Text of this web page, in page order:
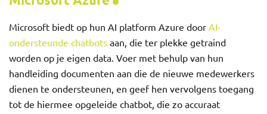
Microsoft biedt op hun AI platform Azure door AI-
ondersteunde chatbots aan, die ter plekke getraind
worden op je eigen data. Voer met behulp van hun
handleiding documenten aan die de nieuwe medewerkers
dienen te ondersteunen, en geef hen vervolgens toegang
tot de hiermee opgeleide chatbot, die zo accuraat